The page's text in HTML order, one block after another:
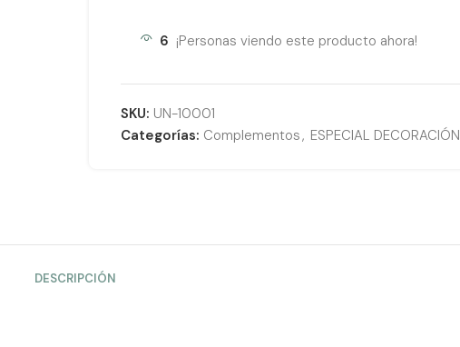
6 ¡Personas viendo este producto ahora!
SKU: UN-10001
Categorías: Complementos, ESPECIAL DECORACIÓN
DESCRIPCIÓN